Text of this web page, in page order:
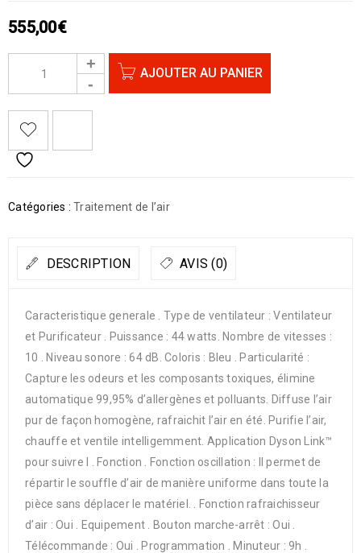
555,00€
AJOUTER AU PANIER
Catégories : Traitement de l’air
DESCRIPTION AVIS (0)
Caracteristique generale . Type de ventilateur : Ventilateur
et Purificateur . Puissance : 44 watts. Nombre de vitesses :
10 . Niveau sonore : 64 dB. Coloris : Bleu . Particularité :
Capture les odeurs et les composants toxiques, élimine
automatique 99,95% d’allergènes et polluants. Diffuse l’air
pur de façon homogène, rafraichit l’air en été. Purifie l’air,
chauffe et ventile intelligemment. Application Dyson Link™
pour suivre l . Fonction . Fonction oscillation : Il permet de
répartir le souffle d’air de manière uniforme dans toute la
pièce sans déplacer le matériel. . Fonction rafraichisseur
d’air : Oui . Equipement . Bouton marche-arrêt : Oui .
Télécommande : Oui . Programmation . Minuteur : 9h .